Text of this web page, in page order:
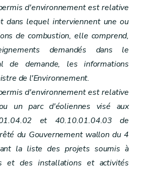
d'environnement est relative
dans lequel interviennent une ou
de combustion, elle comprend,
demandés dans le
de demande, les informations
de l'Environnement.
d'environnement est relative
un parc d'éoliennes visé aux
et 40.10.01.04.03 de
du Gouvernement wallon du 4
la liste des projets soumis à
et des installations et activités